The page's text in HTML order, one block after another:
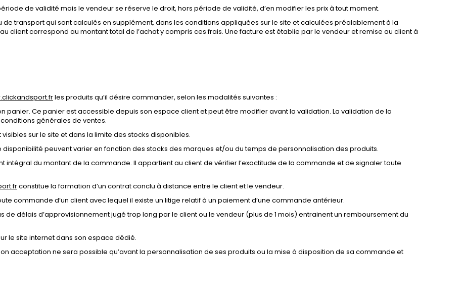
de validité mais le vendeur se réserve le droit, hors période de validité, d’en modifier les prix à tout moment.
de transport qui sont calculés en supplément, dans les conditions appliquées sur le site et calculées préalablement à la
client correspond au montant total de l’achat y compris ces frais. Une facture est établie par le vendeur et remise au client à
les produits qu’il désire commander, selon les modalités suivantes :
panier. Ce panier est accessible depuis son espace client et peut être modifier avant la validation. La validation de la
générales de ventes.
sur le site et dans la limite des stocks disponibles.
peuvent varier en fonction des stocks des marques et/ou du temps de personnalisation des produits.
du montant de la commande. Il appartient au client de vérifier l’exactitude de la commande et de signaler toute
constitue la formation d’un contrat conclu à distance entre le client et le vendeur.
commande d’un client avec lequel il existe un litige relatif à un paiement d’une commande antérieur.
délais d’approvisionnement jugé trop long par le client ou le vendeur (plus de 1 mois) entrainent un remboursement du
le site internet dans son espace dédié.
acceptation ne sera possible qu’avant la personnalisation de ses produits ou la mise à disposition de sa commande et